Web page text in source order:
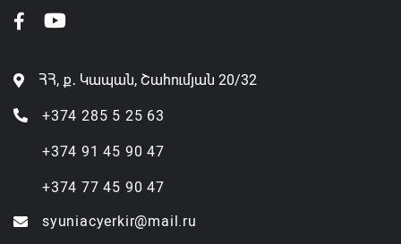
ՀՀ, ք․ Կապան, Շահումյան 20/32
+374 285 5 25 63
+374 91 45 90 47
+374 77 45 90 47
syuniacyerkir@mail.ru